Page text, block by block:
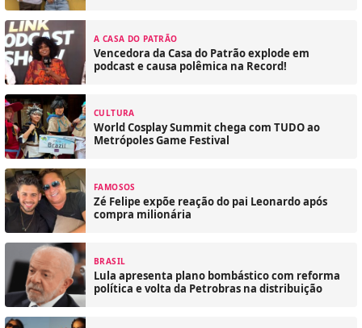
A CASA DO PATRÃO
Vencedora da Casa do Patrão explode em
podcast e causa polêmica na Record!
CULTURA
World Cosplay Summit chega com TUDO ao
Metrópoles Game Festival
FAMOSOS
Zé Felipe expõe reação do pai Leonardo após
compra milionária
BRASIL
Lula apresenta plano bombástico com reforma
política e volta da Petrobras na distribuição